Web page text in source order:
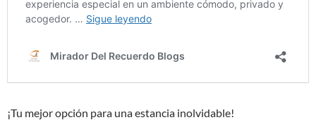
¡Tu mejor opción para una estancia inolvidable!